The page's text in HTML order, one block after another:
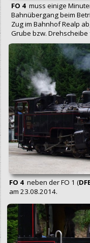
FO 4muss einige
Bahnübergang beim
Zug im Bahnhof Realp
Grube bzw.
FO 4 neben der FO 1 (
am 23.08.2014.